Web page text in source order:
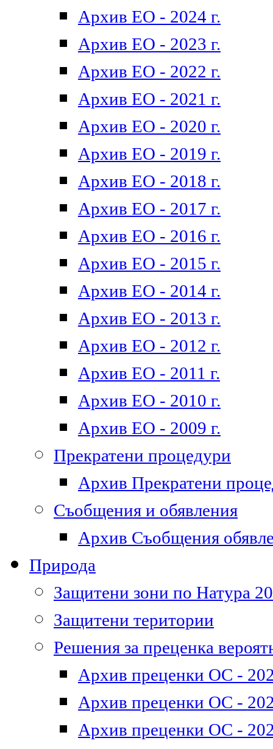
Архив ЕО - 2024 г.
Архив ЕО - 2023 г.
Архив ЕО - 2022 г.
Архив ЕО - 2021 г.
Архив ЕО - 2020 г.
Архив ЕО - 2019 г.
Архив ЕО - 2018 г.
Архив ЕО - 2017 г.
Архив ЕО - 2016 г.
Архив ЕО - 2015 г.
Архив ЕО - 2014 г.
Архив ЕО - 2013 г.
Архив ЕО - 2012 г.
Архив ЕО - 2011 г.
Архив ЕО - 2010 г.
Архив ЕО - 2009 г.
Прекратени процедури
Архив Прекратени
Съобщения и обявления
Архив Съобщения
Природа
Защитени зони по Натура
Защитени територии
Решения за преценка
Архив преценки ОС -
Архив преценки ОС -
Архив преценки ОС -